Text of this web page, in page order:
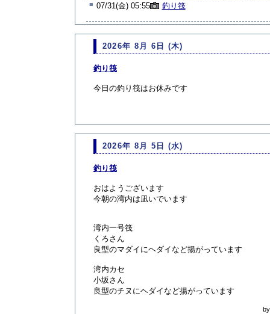
■ 07/31(金) 05:55 釣り筏
2026年 8月 6日 (木)
釣り筏
今日の釣り筏はお休みです
2026年 8月 5日 (水)
釣り筏
おはようございます
今朝の湾内は凪いでいます
湾内一号筏
くろさん
良型のマダイにヘダイなど揚がっています
湾内カセ
小坂さん
良型のチヌにヘダイなど揚がっています